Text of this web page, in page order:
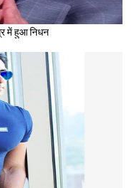
में हुआ निधन